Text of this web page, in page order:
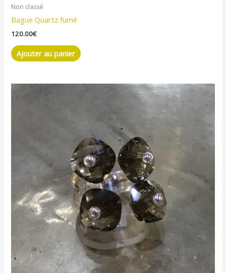
Non classé
Bague Quartz fumé
120.00€
Ajouter au panier